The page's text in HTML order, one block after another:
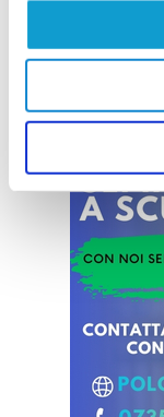
Vai all'edizione